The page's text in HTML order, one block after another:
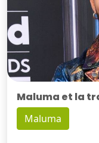
Maluma et la
Maluma